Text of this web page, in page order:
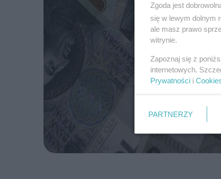
Zgoda jest
się w lewym dolnym
ale masz prawo
witrynie.
Zapoznaj się z
internetowych.
Prywatności i
PARTNERZY